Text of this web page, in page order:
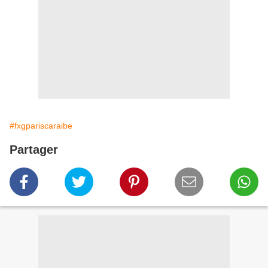
#fxgpariscaraibe
Partager